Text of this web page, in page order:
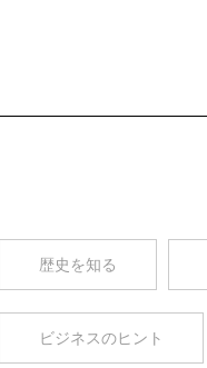
歴史を知る
ビジネスのヒント